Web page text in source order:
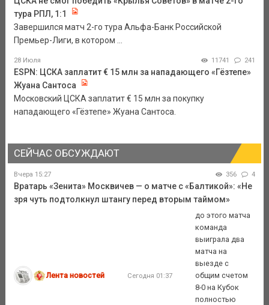
тура РПЛ, 1:1
Завершился матч 2-го тура Альфа-Банк Российской
Премьер-Лиги, в котором ...
28 Июля 11741 241
ESPN: ЦСКА заплатит € 15 млн за нападающего «Гёзтепе»
Жуана Сантоса
Московский ЦСКА заплатит € 15 млн за покупку
нападающего «Гёзтепе» Жуана Сантоса.
СЕЙЧАС ОБСУЖДАЮТ
Вчера 15:27 356 4
Вратарь «Зенита» Москвичев — о матче с «Балтикой»: «Не
зря чуть подтолкнул штангу перед вторым таймом»
Лента новостей Сегодня 01:37
до этого матча
команда
выиграла два
матча на
выезде с
общим счетом
8-0 на Кубок
полностью